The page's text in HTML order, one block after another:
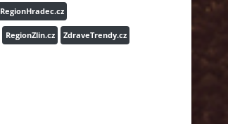
RegionHradec.cz
RegionZlin.cz ZdraveTrendy.cz